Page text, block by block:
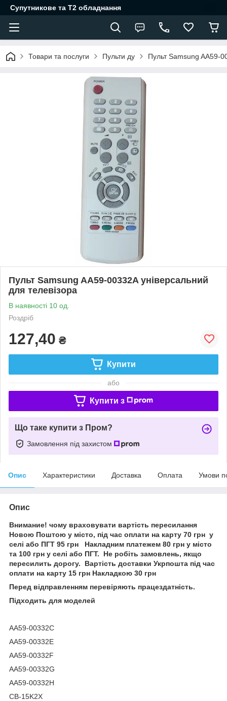
Супутникове та Т2 обладнання
Товари та послуги Пульти ду Пульт Samsung AA59-
Пульт Samsung AA59-00332A універсальний
для телевізора
В наявності 10 од.
Роздріб
127,40 ₴
Купити
або
Купити з
Що таке купити з Пром?
Замовлення під захистом
Опис Характеристики Доставка Оплата Умови
Опис
Внимание! чому враховувати вартість пересилання
Новою Поштою у місто, під час оплати на карту 70 грн у
селі або ПГТ 95 грн Накладним платежем 80 грн у місто
та 100 грн у селі або ПГТ. Не робіть замовлень, якщо
пересилить дорогу. Вартість доставки Укрпошта під час
оплати на карту 15 грн Накладкою 30 грн
Перед відправленням перевіряють працездатність.
Підходить для моделей
AA59-00332C
AA59-00332E
AA59-00332F
AA59-00332G
AA59-00332H
CB-15K2X